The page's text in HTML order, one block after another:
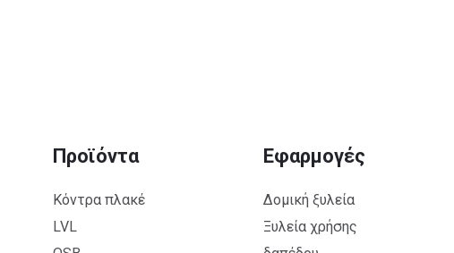
Προϊόντα
Κόντρα πλακέ
LVL
Εφαρμογές
Δομική ξυλεία
Ξυλεία χρήσης